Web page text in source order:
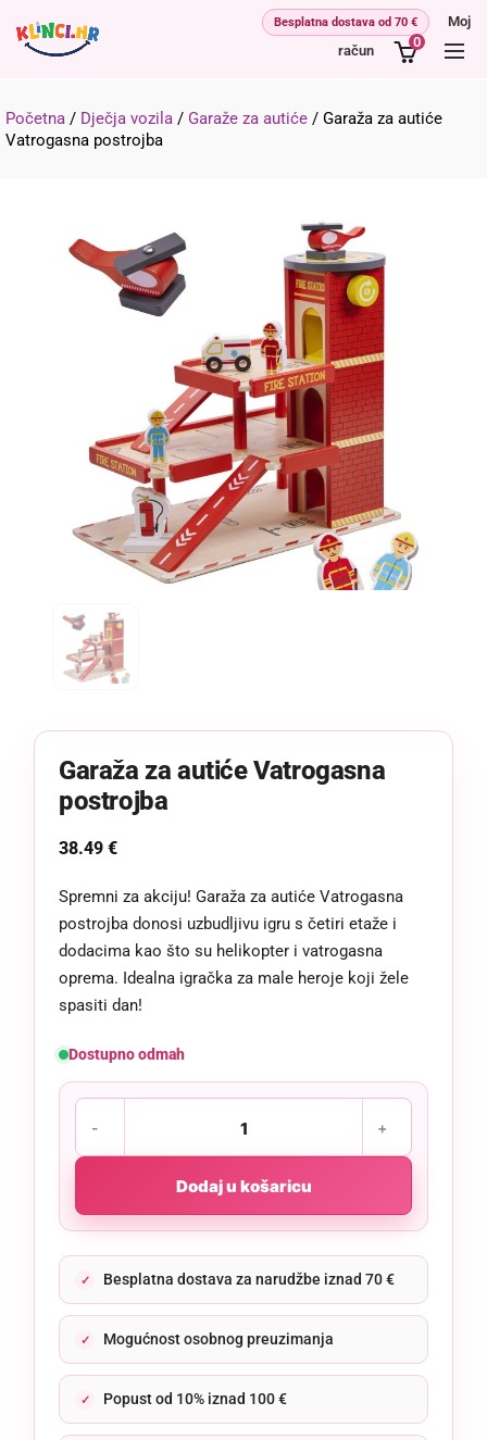
Moj
račun
0
Početna / Dječja vozila / Garaže za autiće / Garaža za autiće
Vatrogasna postrojba
Garaža za autiće Vatrogasna
postrojba
38.49 €
Spremni za akciju! Garaža za autiće Vatrogasna
postrojba donosi uzbudljivu igru s četiri etaže i
dodacima kao što su helikopter i vatrogasna
oprema. Idealna igračka za male heroje koji žele
spasiti dan!
Dostupno odmah
Dodaj u košaricu
Besplatna dostava za narudžbe iznad 70 €
Mogućnost osobnog preuzimanja
Popust od 10% iznad 100 €